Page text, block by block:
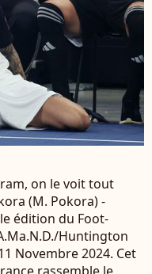
on le voit tout
(M. Pokora) -
édition du Foot-
Huntington
Novembre 2024. Cet
rassemble le